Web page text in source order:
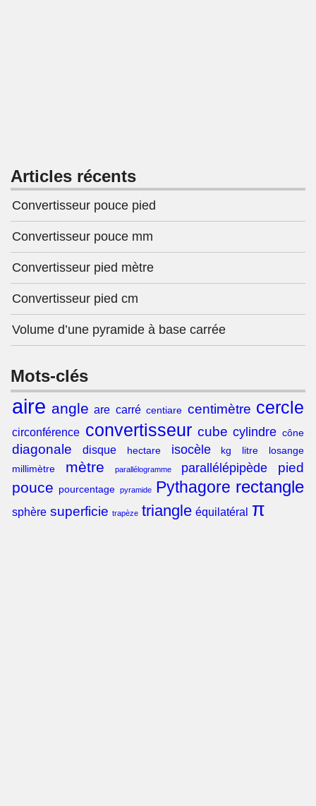
Articles récents
Convertisseur pouce pied
Convertisseur pouce mm
Convertisseur pied mètre
Convertisseur pied cm
Volume d’une pyramide à base carrée
Mots-clés
aire angle are carré centiare centimètre cercle
circonférence convertisseur cube cylindre cône
diagonale disque hectare isocèle kg litre
losange
millimètre
mètre parallélogramme parallélépipède pied
pouce pourcentage pyramide Pythagore rectangle
sphère superficie trapèze triangle équilatéral π